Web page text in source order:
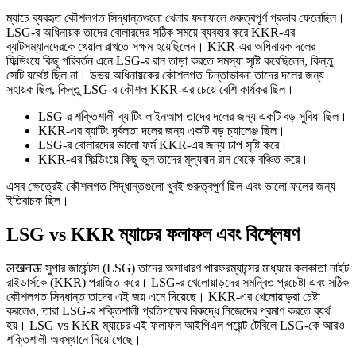
ম্যাচে ব্যবহৃত কৌশলগত সিদ্ধান্তগুলো খেলার ফলাফলে গুরুত্বপূর্ণ প্রভাব ফেলেছিল।
LSG-র অধিনায়ক তাদের বোলারদের সঠিক সময়ে ব্যবহার করে KKR-এর
ব্যাটসম্যানদেরকে খেয়াল রাখতে সক্ষম হয়েছিলেন। KKR-এর অধিনায়ক দলের
ফিল্ডিংয়ে কিছু পরিবর্তন এনে LSG-র রান তাড়া করতে সমস্যা সৃষ্টি করেছিলেন, কিন্তু
সেটি যথেষ্ট ছিল না। উভয় অধিনায়কের কৌশলগত চিন্তাভাবনা তাদের দলের জন্য
সহায়ক ছিল, কিন্তু LSG-র কৌশল KKR-এর চেয়ে বেশি কার্যকর ছিল।
LSG-র শক্তিশালী ব্যাটিং লাইনআপ তাদের দলের জন্য একটি বড় সুবিধা ছিল।
KKR-এর ব্যাটিং দূর্বলতা দলের জন্য একটি বড় চ্যালেঞ্জ ছিল।
LSG-র বোলারদের ভালো ফর্ম KKR-এর জন্য চাপ সৃষ্টি করে।
KKR-এর ফিল্ডিংয়ে কিছু ভুল তাদের মূল্যবান রান থেকে বঞ্চিত করে।
এসব ক্ষেত্রেই কৌশলগত সিদ্ধান্তগুলো খুবই গুরুত্বপূর্ণ ছিল এবং ভালো ফলের জন্য
ইতিবাচক ছিল।
LSG vs KKR ম্যাচের ফলাফল এবং বিশ্লেষণ
लखनऊ সুপার জায়েন্টস (LSG) তাদের অসাধারণ পারফরম্যান্সের মাধ্যমে কলকাতা নাইট
রাইডার্সকে (KKR) পরাজিত করে। LSG-র খেলোয়াড়দের সমন্বিত প্রচেষ্টা এবং সঠিক
কৌশলগত সিদ্ধান্ত তাদের এই জয় এনে দিয়েছে। KKR-এর খেলোয়াড়রা চেষ্টা
করলেও, তারা LSG-র শক্তিশালী প্রতিপক্ষের বিরুদ্ধে নিজেদের প্রমাণ করতে ব্যর্থ
হয়। LSG vs KKR ম্যাচের এই ফলাফল আইপিএল পয়েন্ট টেবিলে LSG-কে আরও
শক্তিশালী অবস্থানে নিয়ে গেছে।